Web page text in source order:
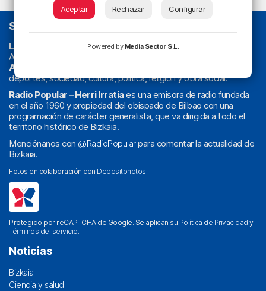
SOBRE NOSOTROS
La radio sin cadenas. Desde 1960 haciendo radio en Bilbao.
Actualidad y
Athletic
deportes, sociedad, cultura, política, religión y obra social.
Radio Popular – Herri Irratiaes una emisora de radio fundada
en el año 1960 y propiedad del obispado de Bilbao con una
programación de carácter generalista, que va dirigida a todo el
territorio histórico de Bizkaia.
Menciónanos con @RadioPopularpara comentar la actualidad de
Bizkaia.
Fotos en colaboración con Depositphotos
Protegido por reCAPTCHA de Google. Se aplican su Política de Privacidad y
Términos del servicio.
Noticias
Bizkaia
Ciencia y salud
Aceptar Rechazar Configurar
Powered by Media Sector S.L.